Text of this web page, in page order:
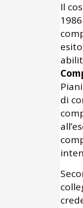
Il
di